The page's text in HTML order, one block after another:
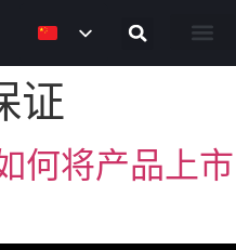
证
何将产品上市